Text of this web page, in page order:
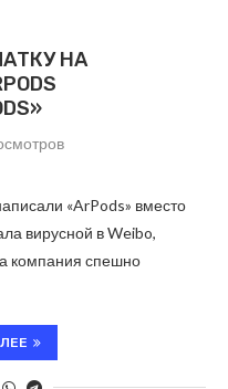
НА
«ArPods» вместо
вирусной в Weibo,
компания спешно